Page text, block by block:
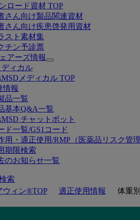
ロード資材 TOP
さん向け製品関連資材
さん向け疾患啓発用資材
スト素材集
チン予診票
アーズ情報
Open
ディカル
メディカル TOP
情報
品一覧
基本Q&A一覧
チャットボット
ド一覧/GS1コード
用・適正使用/RMP（医薬品リスク管理
期限検索
のお知らせ一覧
索
ウィン®TOP 適正使用情報
体重